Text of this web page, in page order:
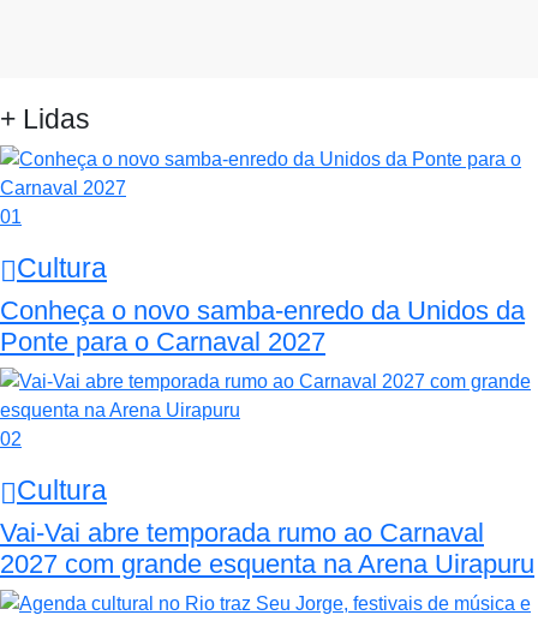
+ Lidas
01
Cultura
Conheça o novo samba-enredo da Unidos da
Ponte para o Carnaval 2027
02
Cultura
Vai-Vai abre temporada rumo ao Carnaval
2027 com grande esquenta na Arena Uirapuru